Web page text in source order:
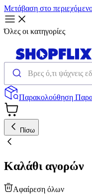
Μετάβαση στο
Όλες οι κατηγορίες
Παρακολούθηση
Πίσω
Καλάθι αγορών
Αφαίρεση όλων